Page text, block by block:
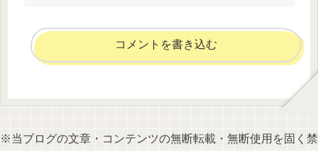
コメントを書き込む
※当ブログの文章・コンテンツの無断転載・無断使用を固く禁